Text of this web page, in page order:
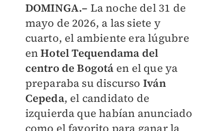
DOMINGA.– La noche del 31 de
mayo de 2026, a las siete y
cuarto, el ambiente era lúgubre
enHotel Tequendama del
centro de Bogotá en el que ya
preparaba su discurso Iván
Cepeda, el candidato de
izquierda que habían anunciado
como el favorito para ganar la